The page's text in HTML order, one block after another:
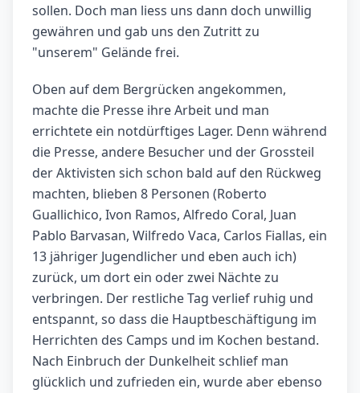
sollen. Doch man liess uns dann doch unwillig
gewähren und gab uns den Zutritt zu
"unserem" Gelände frei.
Oben auf dem Bergrücken angekommen,
machte die Presse ihre Arbeit und man
errichtete ein notdürftiges Lager. Denn während
die Presse, andere Besucher und der Grossteil
der Aktivisten sich schon bald auf den Rückweg
machten, blieben 8 Personen (Roberto
Guallichico, Ivon Ramos, Alfredo Coral, Juan
Pablo Barvasan, Wilfredo Vaca, Carlos Fiallas, ein
13 jähriger Jugendlicher und eben auch ich)
zurück, um dort ein oder zwei Nächte zu
verbringen. Der restliche Tag verlief ruhig und
entspannt, so dass die Hauptbeschäftigung im
Herrichten des Camps und im Kochen bestand.
Nach Einbruch der Dunkelheit schlief man
glücklich und zufrieden ein, wurde aber ebenso